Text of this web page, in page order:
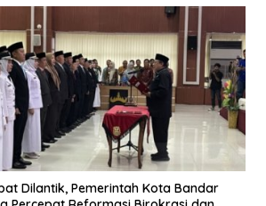
Dilantik, Pemerintah Kota Bandar